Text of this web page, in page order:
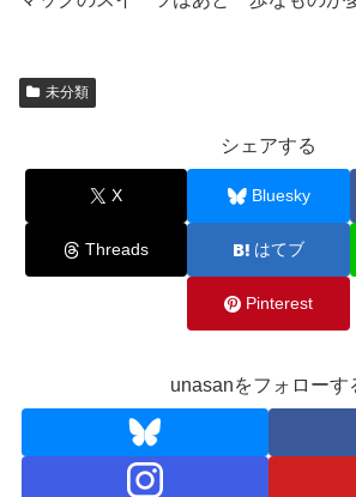
未分類
シェアする
X Bluesky
Threads はてブ
Pinterest
unasanをフォローす